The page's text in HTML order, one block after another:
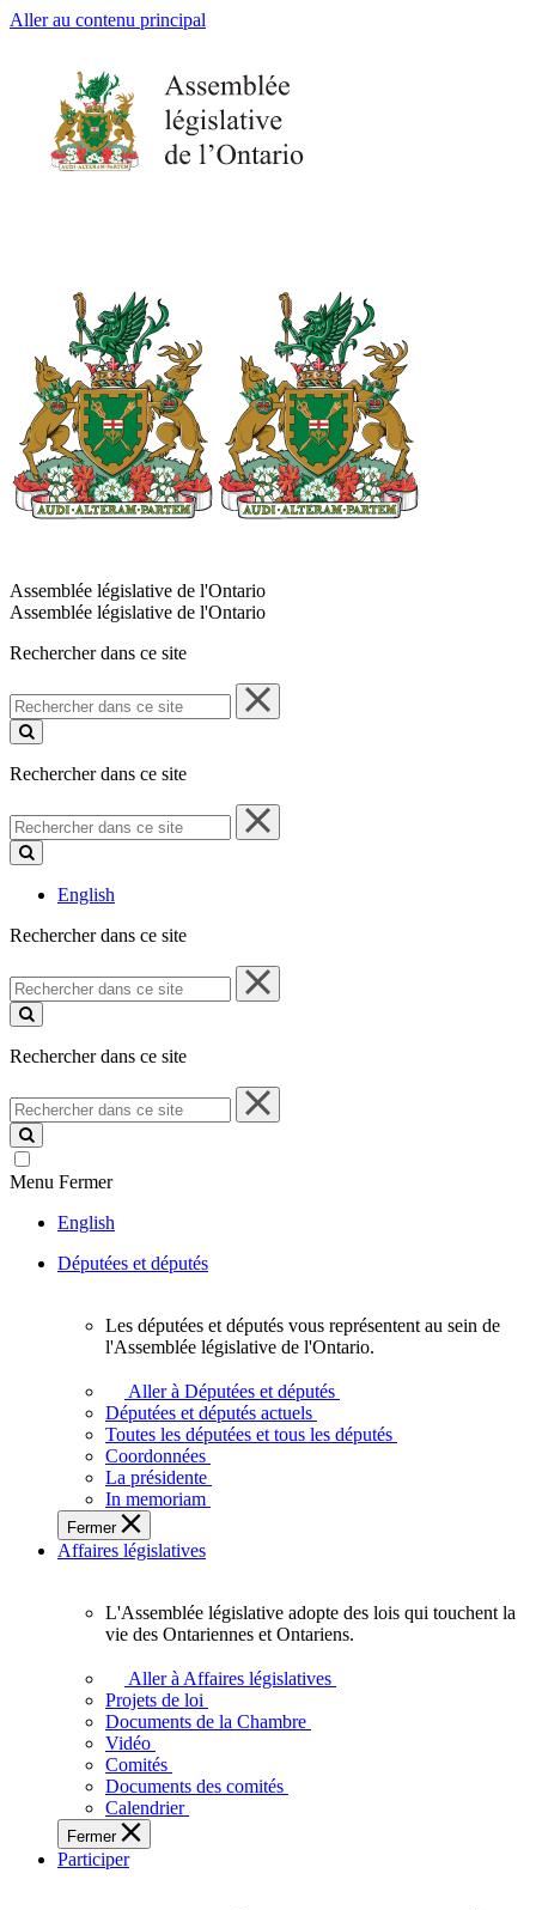
Aller au contenu principal
Assemblée législative de l'Ontario
Assemblée législative de l'Ontario
Rechercher dans ce site
Rechercher
dans
ce
Rechercher dans ce site
Rechercher
dans
ce
English
Rechercher dans ce site
Rechercher
dans
ce
Rechercher dans ce site
Rechercher
dans
ce
site
Menu Fermer
English
Députées et députés
députés
vous
représentent
sein
de
l'Assemblée
législative
l'Ontario.
Les députées et députés vous représentent au sein de
l'Assemblée législative de l'Ontario.
Aller à Députées et députés
Députées et députés actuels
Toutes les députées et tous les députés
Coordonnées
La présidente
In memoriam
Fermer
Affaires législatives
L'Assemblée
adopte
touchent
des
Ontariennes
et
L'Assemblée législative adopte des lois qui touchent la
vie des Ontariennes et Ontariens.
Aller à Affaires législatives
Projets de loi
Documents de la Chambre
Vidéo
Comités
Documents des comités
Calendrier
Fermer
Participer